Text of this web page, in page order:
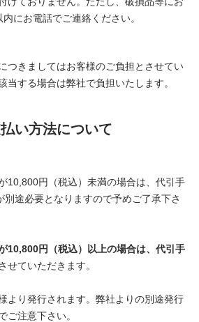
にお電話でご連絡ください。
つきましてはお客様のご負担とさせてい
当する場合は弊社で負担いたします。
い方法について
10,800円（税込）未満の場合は、代引手
途必要となりますので予めご了承下さ
10,800円（税込）以上の場合は、代引手
せていただきます。
より発行されます。弊社よりの別途発行
ご注意下さい。